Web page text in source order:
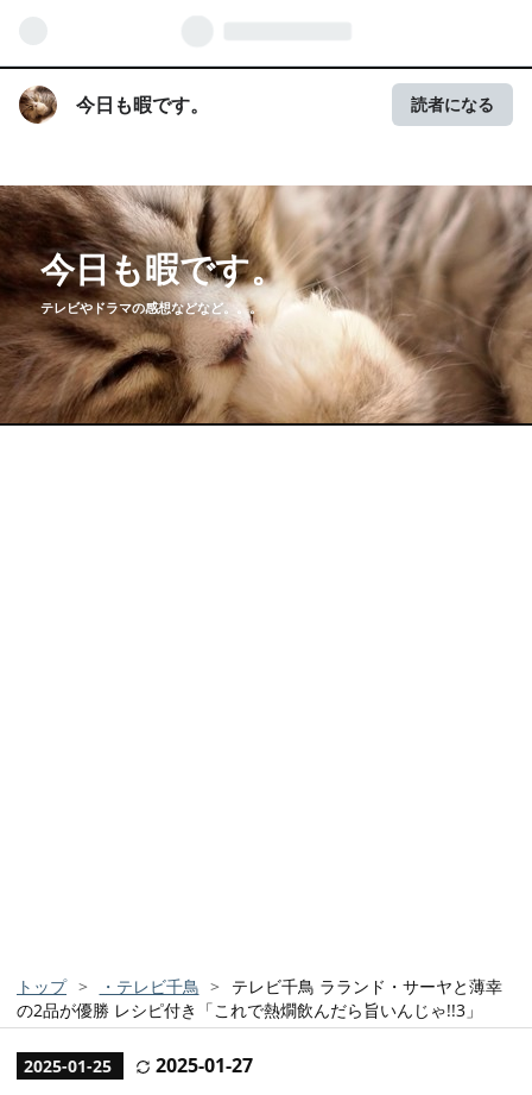
今日も暇です。 読者になる
今日も暇です。
テレビやドラマの感想などなど。。。
トップ > ・テレビ千鳥 > テレビ千鳥 ラランド・サーヤと薄幸
の2品が優勝 レシピ付き「これで熱燗飲んだら旨いんじゃ!!3」
2025-01-25 2025-01-27